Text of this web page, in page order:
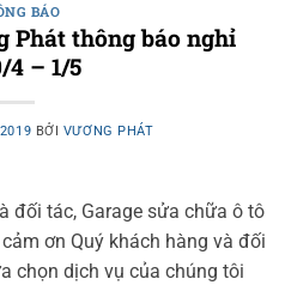
BÁO
Phát thông báo nghỉ
4 – 1/5
BỞI VƯƠNG PHÁT
đối tác, Garage sửa chữa ô tô
ơn Quý khách hàng và đối
chọn dịch vụ của chúng tôi